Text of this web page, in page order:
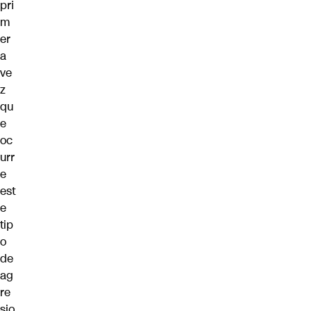
pri
m
er
a
ve
z
qu
e
oc
urr
e
est
e
tip
o
de
ag
re